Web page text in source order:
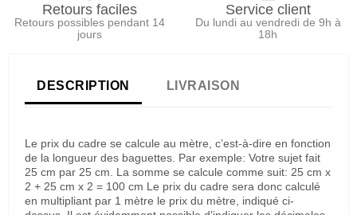
Retours faciles
Retours possibles pendant 14
jours
Service client
Du lundi au vendredi de 9h à
18h
DESCRIPTION LIVRAISON
Le prix du cadre se calcule au mètre, c’est-à-dire en fonction
de la longueur des baguettes. Par exemple: Votre sujet fait
25 cm par 25 cm. La somme se calcule comme suit: 25 cm x
2 + 25 cm x 2 = 100 cm Le prix du cadre sera donc calculé
en multipliant par 1 mètre le prix du mètre, indiqué ci-